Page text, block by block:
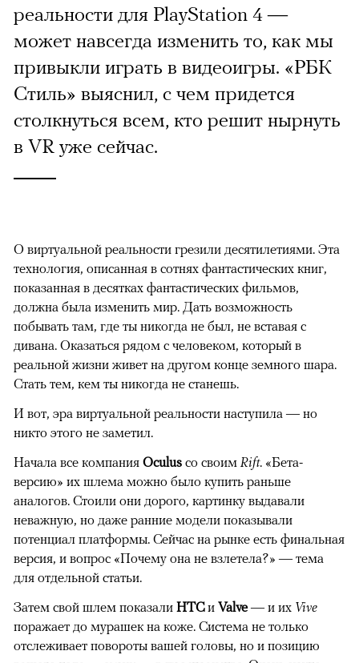
реальности для PlayStation 4 —
может навсегда изменить то, как мы
привыкли играть в видеоигры. «РБК
Стиль» выяснил, с чем придется
столкнуться всем, кто решит нырнуть
в VR уже сейчас.
О виртуальной реальности грезили десятилетиями. Эта
технология, описанная в сотнях фантастических книг,
показанная в десятках фантастических фильмов,
должна была изменить мир. Дать возможность
побывать там, где ты никогда не был, не вставая с
дивана. Оказаться рядом с человеком, который в
реальной жизни живет на другом конце земного шара.
Стать тем, кем ты никогда не станешь.
И вот, эра виртуальной реальности наступила — но
никто этого не заметил.
Начала все компания Oculus со своим Rift. «Бета-
версию» их шлема можно было купить раньше
аналогов. Стоили они дорого, картинку выдавали
неважную, но даже ранние модели показывали
потенциал платформы. Сейчас на рынке есть финальная
версия, и вопрос «Почему она не взлетела?» — тема
для отдельной статьи.
Затем свой шлем показали HTCи Valve— и их Vive
поражает до мурашек на коже. Система не только
отслеживает повороты вашей головы, но и позицию